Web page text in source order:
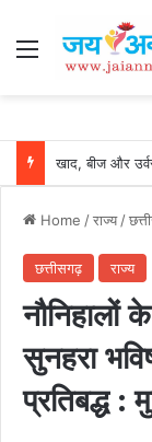
Menu
Home /राज्य/
छत्तीसगढ़ राज्य
नौनिहालों
सुनहरा
प्रतिबद्ध :